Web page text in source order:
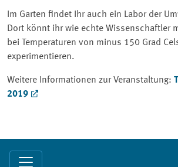
Im Garten findet Ihr auch ein Labor der
Dort könnt ihr wie echte Wissenschaftler
bei Temperaturen von minus 150 Grad
experimentieren.
Weitere Informationen zur Veranstaltung:
2019